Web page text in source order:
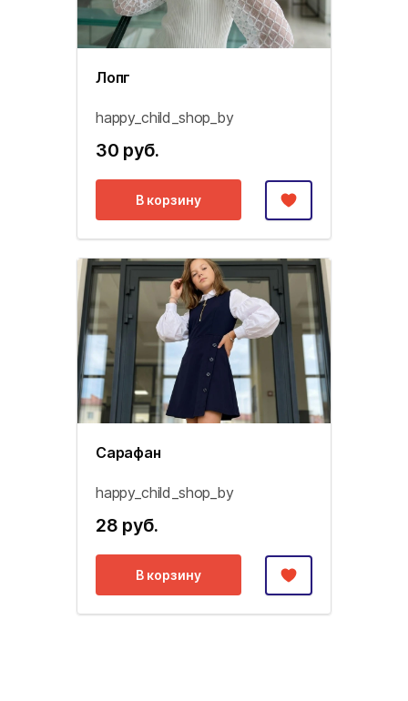
Лопг
happy_child_shop_by
30 руб.
В корзину
Сарафан
happy_child_shop_by
28 руб.
В корзину